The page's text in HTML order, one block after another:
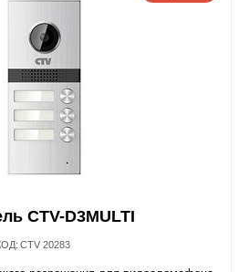
CTV-D3MULTI
CTV 20283